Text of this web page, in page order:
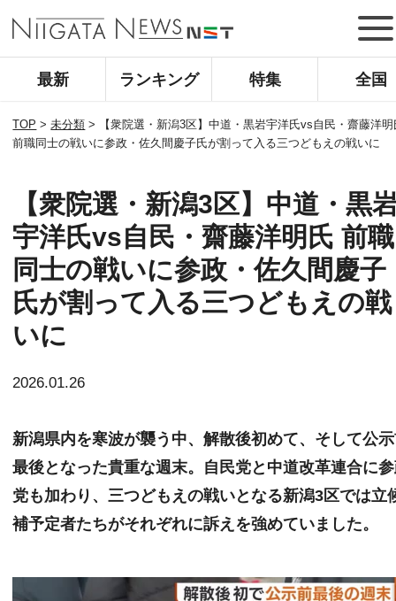
最新 ランキング 特集 全国
TOP >未分類 >
【衆院選・新潟3区】中道・黒岩宇洋氏vs自民・齋藤洋明
前職同士の戦いに参政・佐久間慶子氏が割って入る三つどもえの戦いに
【衆院選・新潟3区】中道・黒
宇洋氏vs自民・齋藤洋明氏 前職
同士の戦いに参政・佐久間慶子
氏が割って入る三つどもえの戦
いに
2026.01.26
新潟県内を寒波が襲う中、解散後初めて、そして公
最後となった貴重な週末。自民党と中道改革連合に
党も加わり、三つどもえの戦いとなる新潟3区では立
補予定者たちがそれぞれに訴えを強めていました。